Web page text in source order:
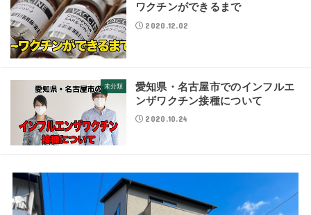
ワクチンができるまで
2020.12.02
未分類
愛知県・名古屋市でのインフルエ
ンザワクチン接種について
2020.10.24